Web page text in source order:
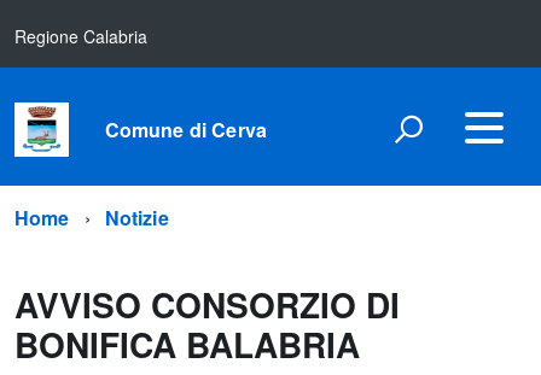
Regione Calabria
Comune di Cerva
Home Notizie
AVVISO CONSORZIO DI
BONIFICA BALABRIA